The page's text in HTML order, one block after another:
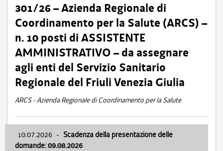
301/26 – Azienda Regionale di
Coordinamento per la Salute (ARCS) –
n. 10 posti di ASSISTENTE
AMMINISTRATIVO – da assegnare
agli enti del Servizio Sanitario
Regionale del Friuli Venezia Giulia
ARCS - Azienda Regionale di Coordinamento per la Salute
10.07.2026 - Scadenza della presentazione delle
domande: 09.08.2026